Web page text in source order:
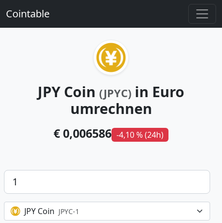
Cointable
JPY Coin (JPYC) in Euro
umrechnen
€ 0,006586 -4,10 % (24h)
Betrag
JPY Coin JPYC-1